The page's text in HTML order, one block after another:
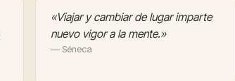
«Viajar y cambiar de lugar imparte
nuevo vigor a la mente.»
— Séneca